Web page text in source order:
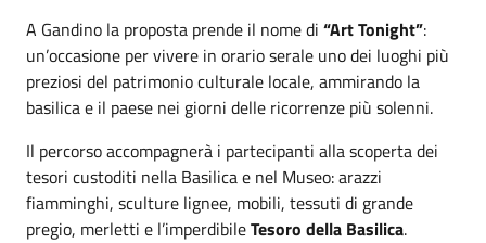
A Gandino la proposta prende il nome di “Art Tonight”:
un’occasione per vivere in orario serale uno dei luoghi più
preziosi del patrimonio culturale locale, ammirando la
basilica e il paese nei giorni delle ricorrenze più solenni.
Il percorso accompagnerà i partecipanti alla scoperta dei
tesori custoditi nella Basilica e nel Museo: arazzi
fiamminghi, sculture lignee, mobili, tessuti di grande
pregio, merletti e l’imperdibileTesoro della Basilica.